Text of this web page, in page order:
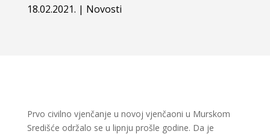
18.02.2021. | Novosti
Prvo civilno vjenčanje u novoj vjenčaoni u Murskom
Središće održalo se u lipnju prošle godine. Da je